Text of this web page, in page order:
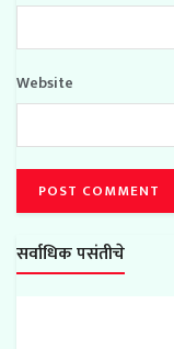
Website
सर्वाधिक पसंतीचे